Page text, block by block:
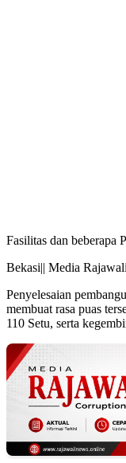
Fasilitas dan beberapa
Bekasi|| Media
Penyelesaian
membuat rasa puas
110 Setu, serta